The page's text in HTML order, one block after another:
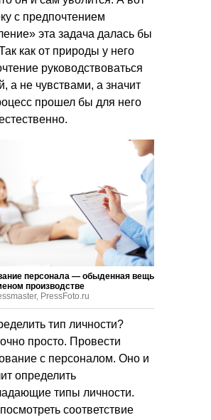
с предпочтением
эта задача далась бы
как от природы у него
руководствоваться
а не чувствами, а значит
прошел бы для него
персонала — обыденная вещь
производстве
PressFoto.ru
тип личности?
просто. Провести
с персоналом. Оно и
определить
типы личности.
соответствие